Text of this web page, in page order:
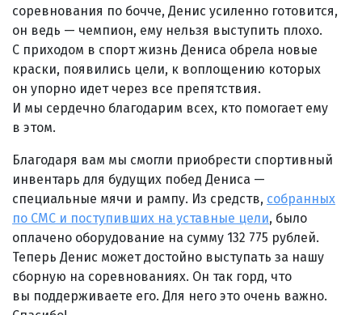
соревнования по бочче, Денис усиленно готовится,
он ведь — чемпион, ему нельзя выступить плохо.
С приходом в спорт жизнь Дениса обрела новые
краски, появились цели, к воплощению которых
он упорно идет через все препятствия.
И мы сердечно благодарим всех, кто помогает ему
в этом.
Благодаря вам мы смогли приобрести спортивный
инвентарь для будущих побед Дениса —
специальные мячи и рампу. Из средств, собранных
по СМС и поступивших на уставные цели, было
оплачено оборудование на сумму 132 775 рублей.
Теперь Денис может достойно выступать за нашу
сборную на соревнованиях. Он так горд, что
вы поддерживаете его. Для него это очень важно.